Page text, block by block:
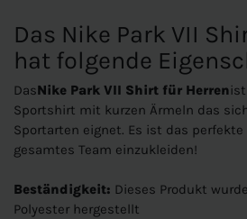
Das Nike Park VII
hat folgende
DasNike Park VII Shirt für Herren
Sportshirt mit kurzen Ärmeln das
Sportarten eignet. Es ist das
gesamtes Team einzukleiden!
Beständigkeit: Dieses Produkt
Polyester hergestellt